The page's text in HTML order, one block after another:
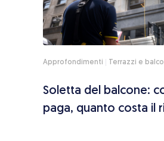
Approfondimenti Terrazzi e
Soletta del balcone:
paga, quanto costa il